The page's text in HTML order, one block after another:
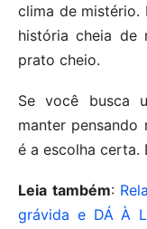
clima de mistério.
história cheia de
prato cheio.
Se você busca
manter pensando
é a escolha certa.
Leia também:
grávida e DÁ À